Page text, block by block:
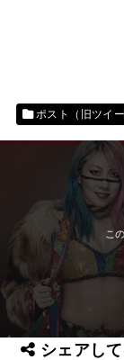
ポスト（旧ツイー
シェアし